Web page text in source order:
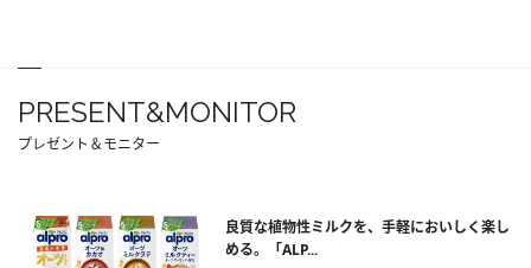
PRESENT&MONITOR
プレゼント＆モニター
良質な植物性ミルクを、手軽においしく楽し
める。「ALP...